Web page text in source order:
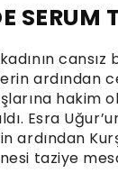
SERUM
ardından
hakim
Esra
ardından
taziye